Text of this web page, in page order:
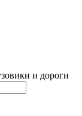
и дороги